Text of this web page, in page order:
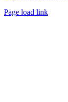
Page load link